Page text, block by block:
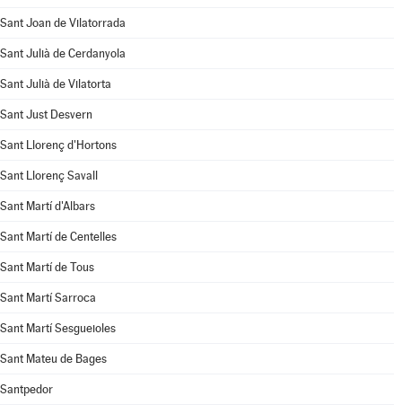
Sant Joan de Vilatorrada
Sant Julià de Cerdanyola
Sant Julià de Vilatorta
Sant Just Desvern
Sant Llorenç d'Hortons
Sant Llorenç Savall
Sant Martí d'Albars
Sant Martí de Centelles
Sant Martí de Tous
Sant Martí Sarroca
Sant Martí Sesgueioles
Sant Mateu de Bages
Santpedor